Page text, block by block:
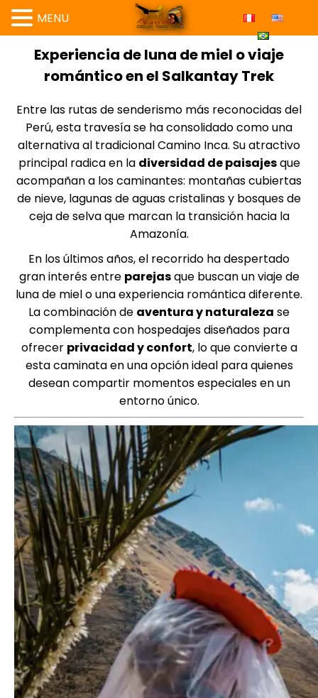
Experiencia de luna de miel o viaje
romántico en el Salkantay Trek
Entre las rutas de senderismo más reconocidas del
Perú, esta travesía se ha consolidado como una
alternativa al tradicional Camino Inca. Su atractivo
principal radica en la diversidad de paisajesque
acompañan a los caminantes: montañas cubiertas
de nieve, lagunas de aguas cristalinas y bosques de
ceja de selva que marcan la transición hacia la
Amazonía.
En los últimos años, el recorrido ha despertado
gran interés entre parejasque buscan un viaje de
luna de miel o una experiencia romántica diferente.
La combinación de aventura y naturaleza se
complementa con hospedajes diseñados para
ofrecer privacidad y confort, lo que convierte a
esta caminata en una opción ideal para quienes
desean compartir momentos especiales en un
entorno único.
MENU